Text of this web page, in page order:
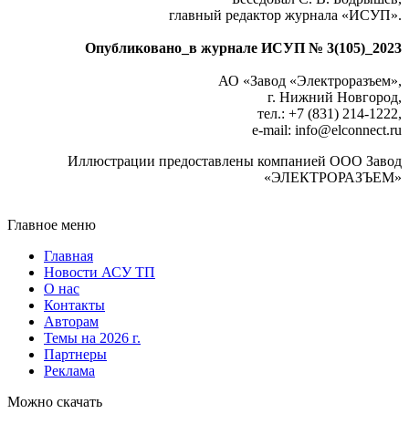
главный редактор журнала «ИСУП».
Опубликовано_в журнале ИСУП № 3(105)_2023
АО «Завод «Электроразъем»,
г. Нижний Новгород,
тел.: +7 (831) 214‑1222,
e-mail: info@elconnect.ru
Иллюстрации предоставлены компанией ООО Завод
«ЭЛЕКТРОРАЗЪЕМ»
Главное меню
Главная
Новости АСУ ТП
О нас
Контакты
Авторам
Темы на 2026 г.
Партнеры
Реклама
Можно скачать